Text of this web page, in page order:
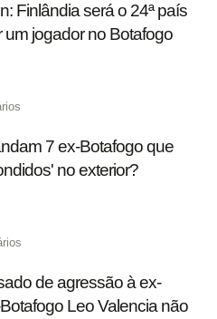
Finlândia será o 24ª país
um jogador no Botafogo
7 ex-Botafogo que
no exterior?
de agressão à ex-
Leo Valencia não